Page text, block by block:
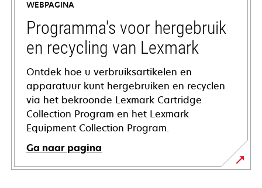
new
tab
WEBPAGINA
Programma's voor hergebruik
en recycling van Lexmark
Ontdek hoe u verbruiksartikelen en
apparatuur kunt hergebruiken en recyclen
via het bekroonde Lexmark Cartridge
Collection Program en het Lexmark
Equipment Collection Program.
Ga naar pagina